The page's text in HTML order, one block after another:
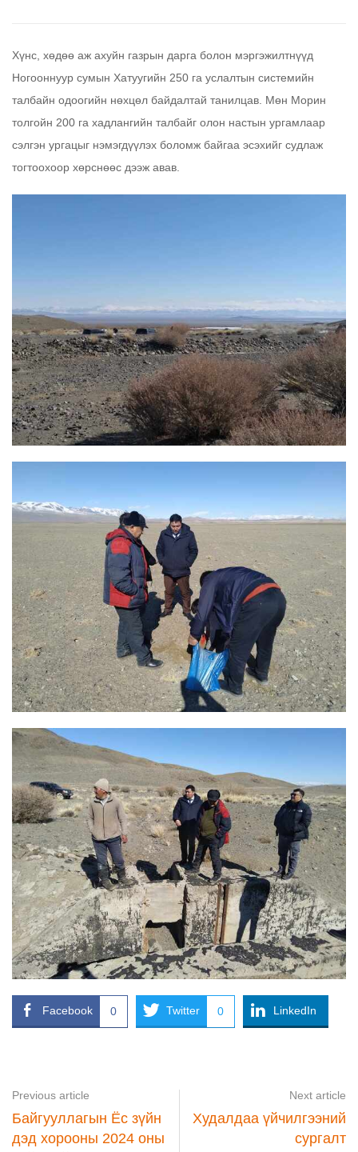
Хүнс, хөдөө аж ахуйн газрын дарга болон мэргэжилтнүүд
Ногооннуур сумын Хатуугийн 250 га услалтын системийн
талбайн одоогийн нөхцөл байдалтай танилцав. Мөн Морин
толгойн 200 га хадлангийн талбайг олон настын ургамлаар
сэлгэн ургацыг нэмэгдүүлэх боломж байгаа эсэхийг судлаж
тогтоохоор хөрснөөс дээж авав.
Facebook 0 Twitter 0 LinkedIn
Previous article
Байгууллагын Ёс зүйн
дэд хорооны 2024 оны
Next article
Худалдаа үйчилгээний
сургалт